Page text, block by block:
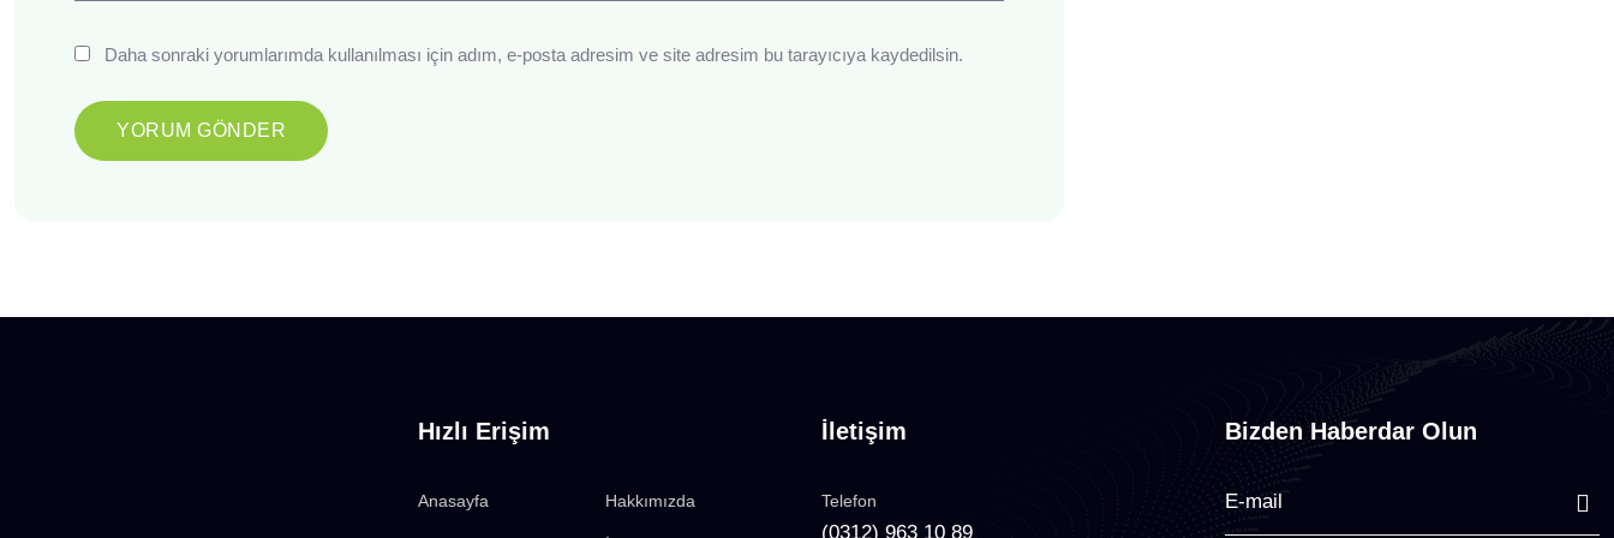
Daha sonraki yorumlarımda kullanılması için adım, e-posta adresim ve site adresim bu tarayıcıya kaydedilsin.
Hızlı Erişim
Anasayfa Hakkımızda
İletişim
Telefon
(0312) 963 10 89
Bizden Haberdar Olun